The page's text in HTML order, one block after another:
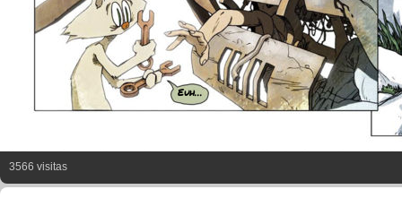
Euh...
3566 visitas